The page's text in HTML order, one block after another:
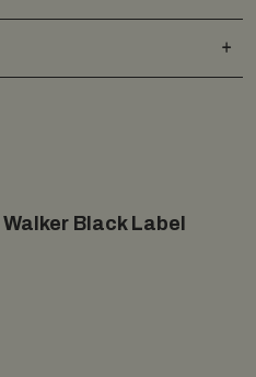
Black Label